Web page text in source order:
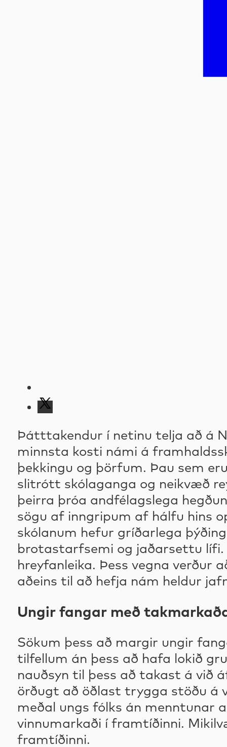
Þátttakendur í netinu telja að á
minnsta kosti námi á
þekkingu og þörfum. Þau sem
slitrótt skólaganga og neikvæð
þeirra þróa andfélagslega
sögu af inngripum af hálfu hins
skólanum hefur gríðarlega
brotastarfsemi og jaðarsettu
hreyfanleika. Þess vegna
aðeins til að hefja nám heldur
Ungir fangar með
Sökum þess að margir ungir
tilfellum án þess að hafa lokið
nauðsyn til þess að takast á við
örðugt að öðlast trygga stöðu á
meðal ungs fólks án menntunar
vinnumarkaði í framtíðinni.
framtíðinni.